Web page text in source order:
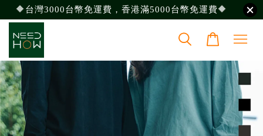
🔶台灣3000台幣免運費，香港滿5000台幣免運費🔶